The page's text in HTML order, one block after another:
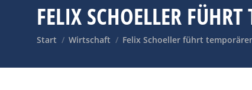
FELIX SCHOELLER
Sie befinden sich hier:
Start Wirtschaft Felix Schoeller führt